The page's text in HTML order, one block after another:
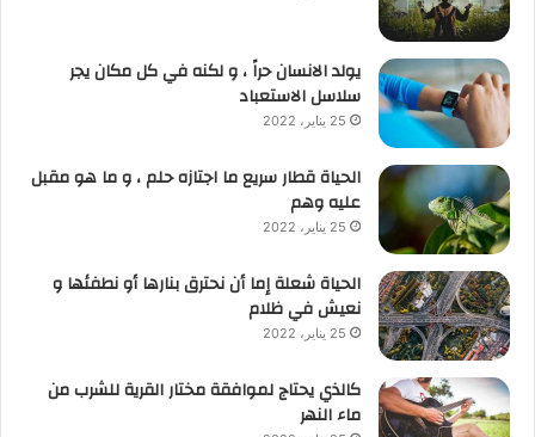
يولد الانسان حراً ، و لكنه في كل مكان يجر
سلاسل الاستعباد
25 يناير، 2022
الحياة قطار سريع ما اجتازه حلم ، و ما هو مقبل
عليه وهم
25 يناير، 2022
الحياة شعلة إما أن نحترق بنارها أو نطفئها و
نعيش في ظلام
25 يناير، 2022
كالذي يحتاج لموافقة مختار القرية للشرب من
ماء النهر